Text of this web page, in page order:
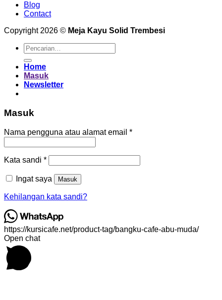
Blog
Contact
Copyright 2026 © Meja Kayu Solid Trembesi
Pencarian
untuk:
Home
Masuk
Newsletter
Masuk
Nama pengguna atau alamat email *Wajib
Kata sandi *Wajib
Ingat saya Masuk
Kehilangan kata sandi?
https://kursicafe.net/product-tag/bangku-cafe-abu-muda/
Open chat